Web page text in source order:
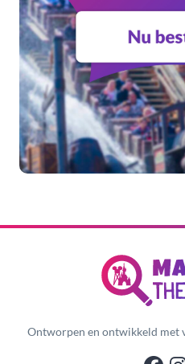
Ontworpen en ontwikkeld met